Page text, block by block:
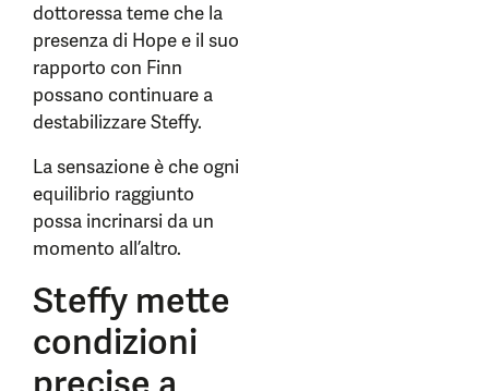
dottoressa teme che la
presenza di Hope e il suo
rapporto con Finn
possano continuare a
destabilizzare Steffy.
La sensazione è che ogni
equilibrio raggiunto
possa incrinarsi da un
momento all’altro.
Steffy mette
condizioni